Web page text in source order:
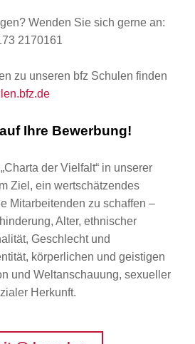
Wenden Sie sich gerne an:
2170161
zu unseren bfz Schulen finden
Ihre Bewerbung!
der Vielfalt“ in unserer
Ziel, ein wertschätzendes
Mitarbeitenden zu schaffen –
Alter, ethnischer
Geschlecht und
körperlichen und geistigen
und Weltanschauung, sexueller
Herkunft.